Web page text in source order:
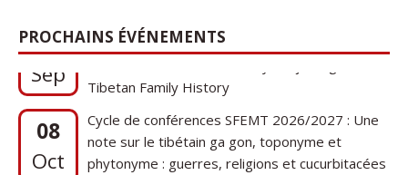
PROCHAINS ÉVÉNEMENTS
17
Sep
Communication de Ann Tashi Slater : From
1920s Tibet to 21st-Century Darjeeling: A
08
Oct
Cycle de conférences SFEMT 2026/2027 : Une
note sur le tibétain ga gon, toponyme et
phytonyme : guerres, religions et cucurbitacées
sur les routes de la soie